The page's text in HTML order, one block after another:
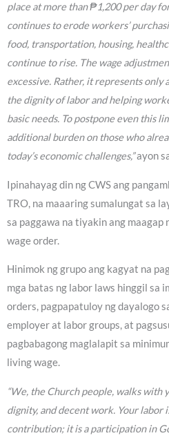
place at more than ₱1,200 per day
continues to erode workers’
food, transportation, housing,
continue to rise. The wage
excessive. Rather, it represents
the dignity of labor and helping
basic needs. To postpone even this
additional burden on those who
today’s economic challenges,”ayon
Ipinahayag din ng CWS ang
TRO, na maaaring sumalungat sa
sa paggawa na tiyakin ang maagap
wage order.
Hinimok ng grupo ang kagyat na
mga batas ng labor laws hinggil sa
orders, pagpapatuloy ng dayalogo
employer at labor groups, at
pagbabagong maglalapit sa
living wage.
“We, the Church people, walks with
dignity, and decent work. Your labor
contribution; it is a participation in